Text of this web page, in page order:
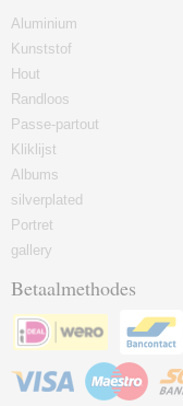
Aluminium
Kunststof
Hout
Randloos
Passe-partout
Kliklijst
Albums
silverplated
Portret
gallery
Betaalmethodes